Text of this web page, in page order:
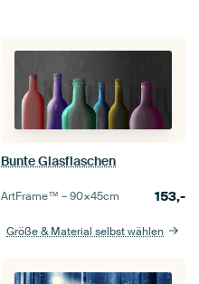
Bunte Glasflaschen
ArtFrame™ –90×45cm 153,-
Größe & Material selbst wählen